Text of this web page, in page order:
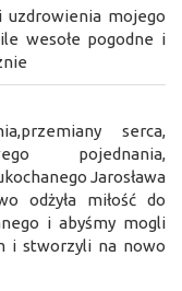
mojego
wesołe pogodne i
serca,
pojednania,
Jarosława
odżyła miłość do
i abyśmy mogli
i stworzyli na nowo